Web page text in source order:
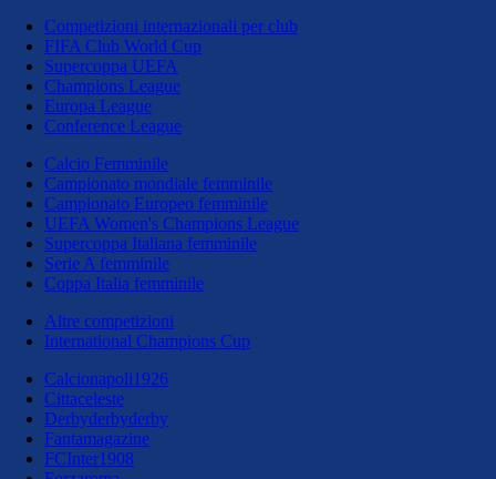
Competizioni internazionali per club
FIFA Club World Cup
Supercoppa UEFA
Champions League
Europa League
Conference League
Calcio Femminile
Campionato mondiale femminile
Campionato Europeo femminile
UEFA Women's Champions League
Supercoppa Italiana femminile
Serie A femminile
Coppa Italia femminile
Altre competizioni
International Champions Cup
Calcionapoli1926
Cittaceleste
Derbyderbyderby
Fantamagazine
FCInter1908